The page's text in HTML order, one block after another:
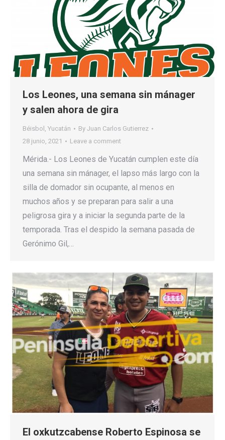
Los Leones, una semana sin mánager
y salen ahora de gira
Béisbol , Yucatán By Juan Carlos Gutierrez
28 junio, 2021
Leave a comment
Mérida.- Los Leones de Yucatán cumplen este día
una semana sin mánager, el lapso más largo con la
silla de domador sin ocupante, al menos en
muchos años y se preparan para salir a una
peligrosa gira y a iniciar la segunda parte de la
temporada. Tras el despido la semana pasada de
Gerónimo Gil,…
El oxkutzcabense Roberto Espinosa se